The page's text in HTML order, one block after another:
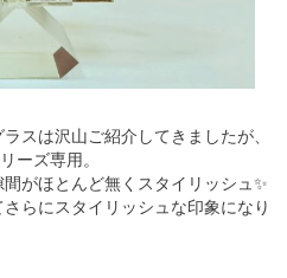
スは沢山ご紹介してきましたが、
ーズ専用。
がほとんど無くスタイリッシュ✨
らにスタイリッシュな印象になり